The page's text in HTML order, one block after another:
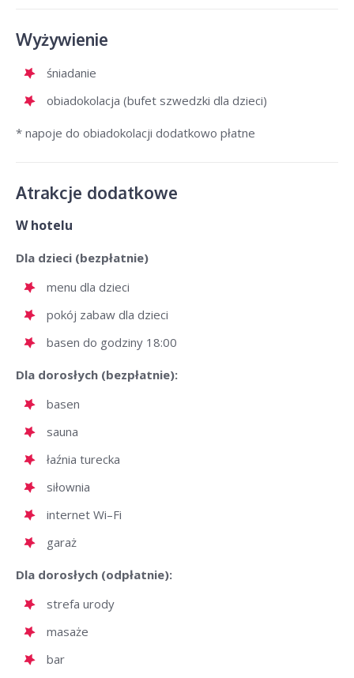
Wyżywienie
śniadanie
obiadokolacja (bufet szwedzki dla dzieci)
* napoje do obiadokolacji dodatkowo płatne
Atrakcje dodatkowe
W hotelu
Dla dzieci (bezpłatnie)
menu dla dzieci
pokój zabaw dla dzieci
basen do godziny 18:00
Dla dorosłych (bezpłatnie):
basen
sauna
łaźnia turecka
siłownia
internet Wi–Fi
garaż
Dla dorosłych (odpłatnie):
strefa urody
masaże
bar